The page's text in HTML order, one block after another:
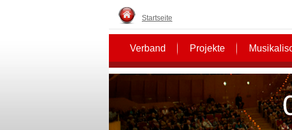
Startseite
Verband Projekte